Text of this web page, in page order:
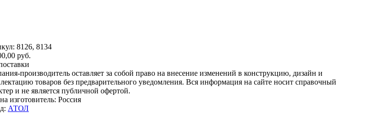
8126, 8134
руб.
производитель оставляет за собой право на внесение изменений в конструкцию, дизайн и
товаров без предварительного уведомления. Вся информация на сайте носит справочный
и не является публичной офертой.
изготовитель: Россия
АТОЛ